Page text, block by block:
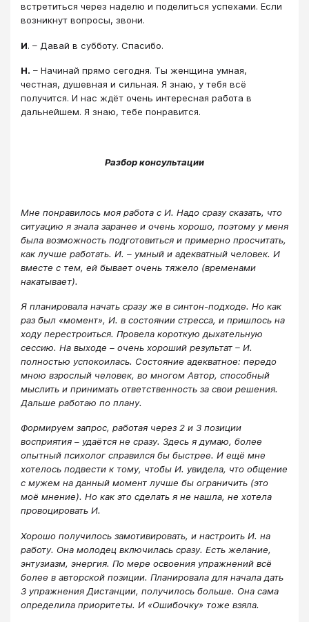
встретиться через наделю и поделиться успехами. Если
возникнут вопросы, звони.
И. – Давай в субботу. Спасибо.
Н. – Начинай прямо сегодня. Ты женщина умная,
честная, душевная и сильная. Я знаю, у тебя всё
получится. И нас ждёт очень интересная работа в
дальнейшем. Я знаю, тебе понравится.
Разбор консультации
Мне понравилось моя работа с И. Надо сразу сказать, что
ситуацию я знала заранее и очень хорошо, поэтому у меня
была возможность подготовиться и примерно просчитать,
как лучше работать. И. – умный и адекватный человек. И
вместе с тем, ей бывает очень тяжело (временами
накатывает).
Я планировала начать сразу же в синтон-подходе. Но как
раз был «момент», И. в состоянии стресса, и пришлось на
ходу перестроиться. Провела короткую дыхательную
сессию. На выходе – очень хороший результат – И.
полностью успокоилась. Состояние адекватное: передо
мною взрослый человек, во многом Автор, способный
мыслить и принимать ответственность за свои решения.
Дальше работаю по плану.
Формируем запрос, работая через 2 и 3 позиции
восприятия – удаётся не сразу. Здесь я думаю, более
опытный психолог справился бы быстрее. И ещё мне
хотелось подвести к тому, чтобы И. увидела, что общение
с мужем на данный момент лучше бы ограничить (это
моё мнение). Но как это сделать я не нашла, не хотела
провоцировать И.
Хорошо получилось замотивировать, и настроить И. на
работу. Она молодец включилась сразу. Есть желание,
энтузиазм, энергия. По мере освоения упражнений всё
более в авторской позиции. Планировала для начала дать
3 упражнения Дистанции, получилось больше. Она сама
определила приоритеты. И «Ошибочку» тоже взяла.